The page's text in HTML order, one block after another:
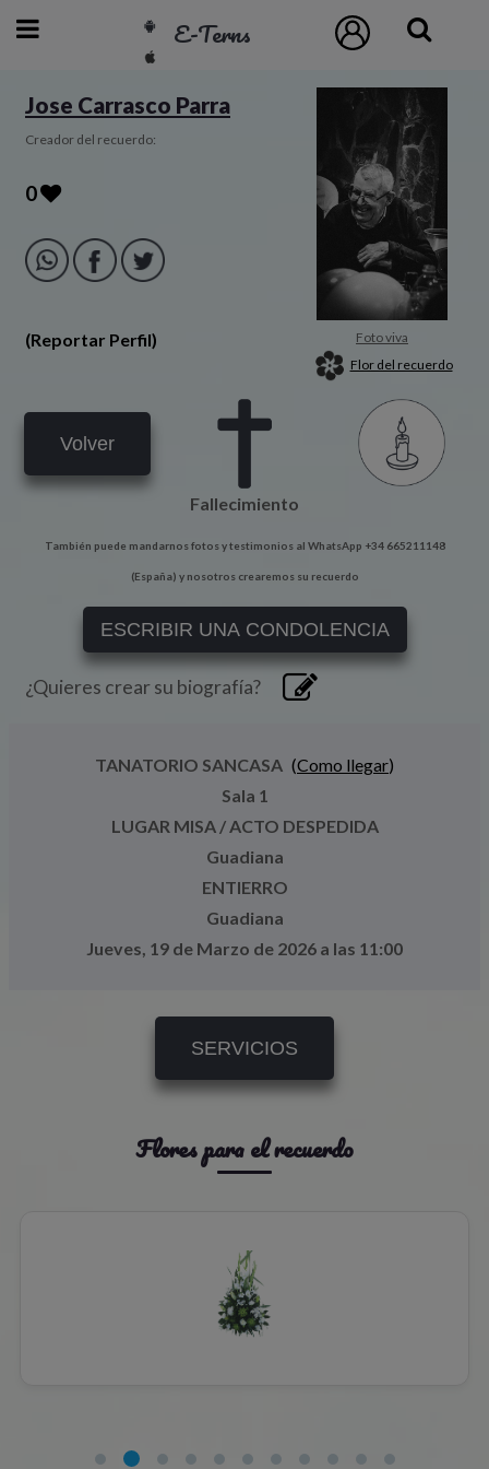
E-Terns
ENG
Acceso
Pedidos
Jose Carrasco Parra
Creador del recuerdo:
0
(Reportar Perfil)
Foto viva
Flor del recuerdo
Volver
Fallecimiento
También puede mandarnos fotos y testimonios al WhatsApp +34 665211148
(España) y nosotros crearemos su recuerdo
ESCRIBIR UNA CONDOLENCIA
¿Quieres crear su biografía?
TANATORIO SANCASA (Como llegar)
Sala 1
LUGAR MISA / ACTO DESPEDIDA
Guadiana
ENTIERRO
Guadiana
Jueves, 19 de Marzo de 2026 a las 11:00
SERVICIOS
Flores para el recuerdo